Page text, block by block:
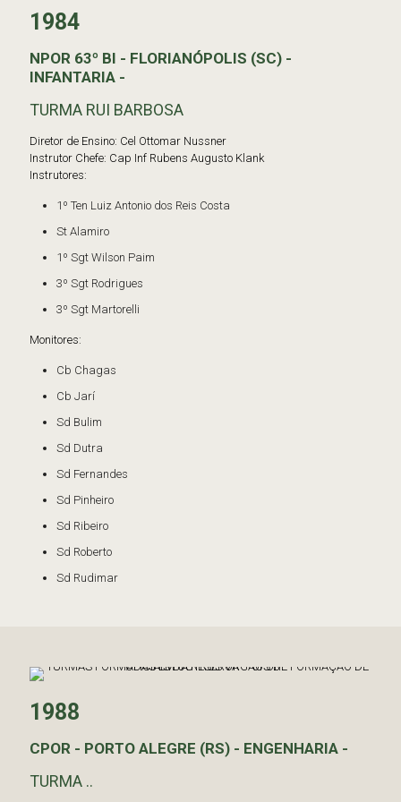
1984
NPOR 63º BI - FLORIANÓPOLIS (SC) -
INFANTARIA -
TURMA RUI BARBOSA
Diretor de Ensino: Cel Ottomar Nussner
Instrutor Chefe: Cap Inf Rubens Augusto Klank
Instrutores:
1º Ten Luiz Antonio dos Reis Costa
St Alamiro
1º Sgt Wilson Paim
3º Sgt Rodrigues
3º Sgt Martorelli
Monitores:
Cb Chagas
Cb Jarí
Sd Bulim
Sd Dutra
Sd Fernandes
Sd Pinheiro
Sd Ribeiro
Sd Roberto
Sd Rudimar
1988
CPOR - PORTO ALEGRE (RS) - ENGENHARIA -
TURMA ..